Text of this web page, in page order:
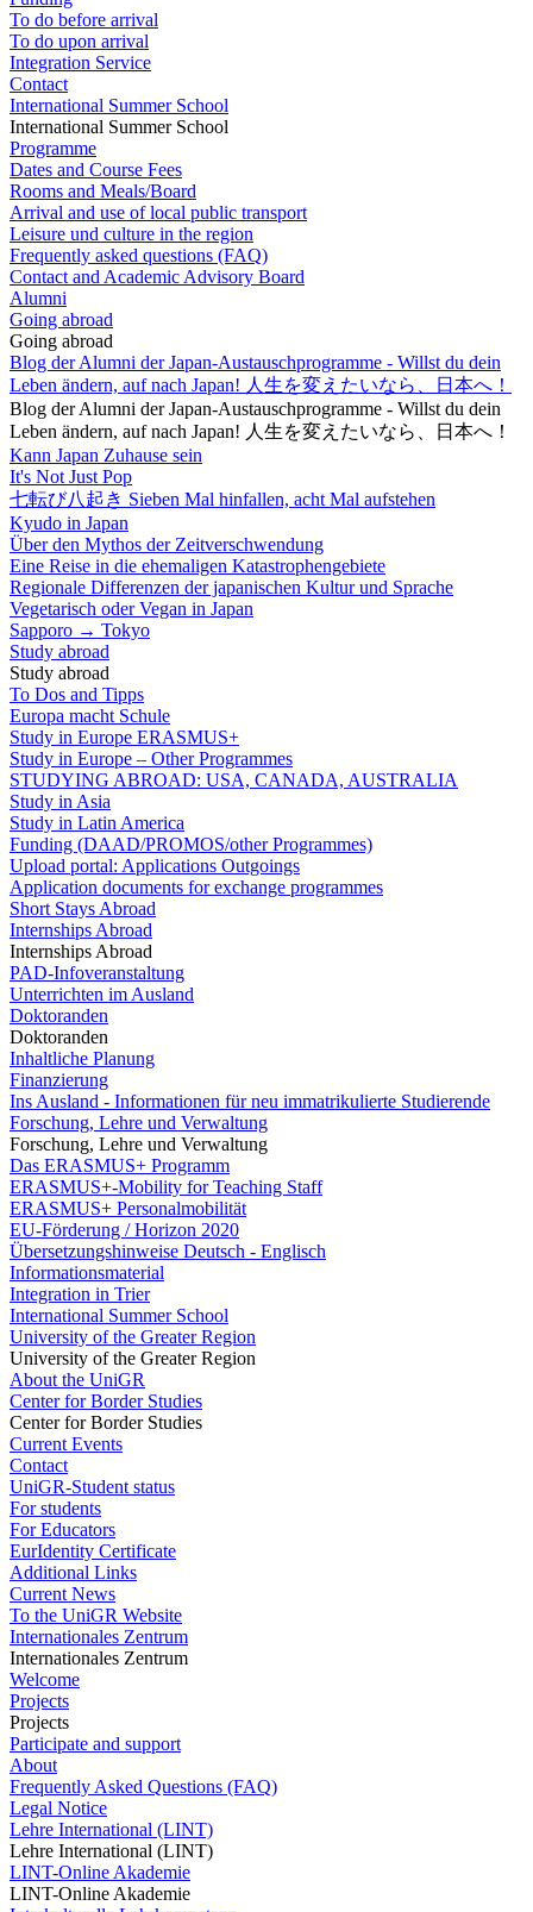
To do before arrival
To do upon arrival
Integration Service
Contact
International Summer School
International Summer School
Programme
Dates and Course Fees
Rooms and Meals/Board
Arrival and use of local public transport
Leisure und culture in the region
Frequently asked questions (FAQ)
Contact and Academic Advisory Board
Alumni
Going abroad
Going abroad
Blog der Alumni der Japan-Austauschprogramme - Willst du dein
Leben ändern, auf nach Japan! 人生を変えたいなら、日本へ！
Blog der Alumni der Japan-Austauschprogramme - Willst du dein
Leben ändern, auf nach Japan! 人生を変えたいなら、日本へ！
Kann Japan Zuhause sein
It's Not Just Pop
七転び八起き Sieben Mal hinfallen, acht Mal aufstehen
Kyudo in Japan
Über den Mythos der Zeitverschwendung
Eine Reise in die ehemaligen Katastrophengebiete
Regionale Differenzen der japanischen Kultur und Sprache
Vegetarisch oder Vegan in Japan
Sapporo → Tokyo
Study abroad
Study abroad
To Dos and Tipps
Europa macht Schule
Study in Europe ERASMUS+
Study in Europe – Other Programmes
STUDYING ABROAD: USA, CANADA, AUSTRALIA
Study in Asia
Study in Latin America
Funding (DAAD/PROMOS/other Programmes)
Upload portal: Applications Outgoings
Application documents for exchange programmes
Short Stays Abroad
Internships Abroad
Internships Abroad
PAD-Infoveranstaltung
Unterrichten im Ausland
Doktoranden
Doktoranden
Inhaltliche Planung
Finanzierung
Ins Ausland - Informationen für neu immatrikulierte Studierende
Forschung, Lehre und Verwaltung
Forschung, Lehre und Verwaltung
Das ERASMUS+ Programm
ERASMUS+-Mobility for Teaching Staff
ERASMUS+ Personalmobilität
EU-Förderung / Horizon 2020
Übersetzungshinweise Deutsch - Englisch
Informationsmaterial
Integration in Trier
International Summer School
University of the Greater Region
University of the Greater Region
About the UniGR
Center for Border Studies
Center for Border Studies
Current Events
Contact
UniGR-Student status
For students
For Educators
EurIdentity Certificate
Additional Links
Current News
To the UniGR Website
Internationales Zentrum
Internationales Zentrum
Welcome
Projects
Projects
Participate and support
About
Frequently Asked Questions (FAQ)
Legal Notice
Lehre International (LINT)
Lehre International (LINT)
LINT-Online Akademie
LINT-Online Akademie